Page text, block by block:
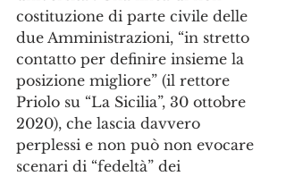
costituzione di parte civile delle
due Amministrazioni, “in stretto
contatto per definire insieme la
posizione migliore” (il rettore
Priolo su “La Sicilia”, 30 ottobre
2020), che lascia davvero
perplessi e non può non evocare
scenari di “fedeltà” dei